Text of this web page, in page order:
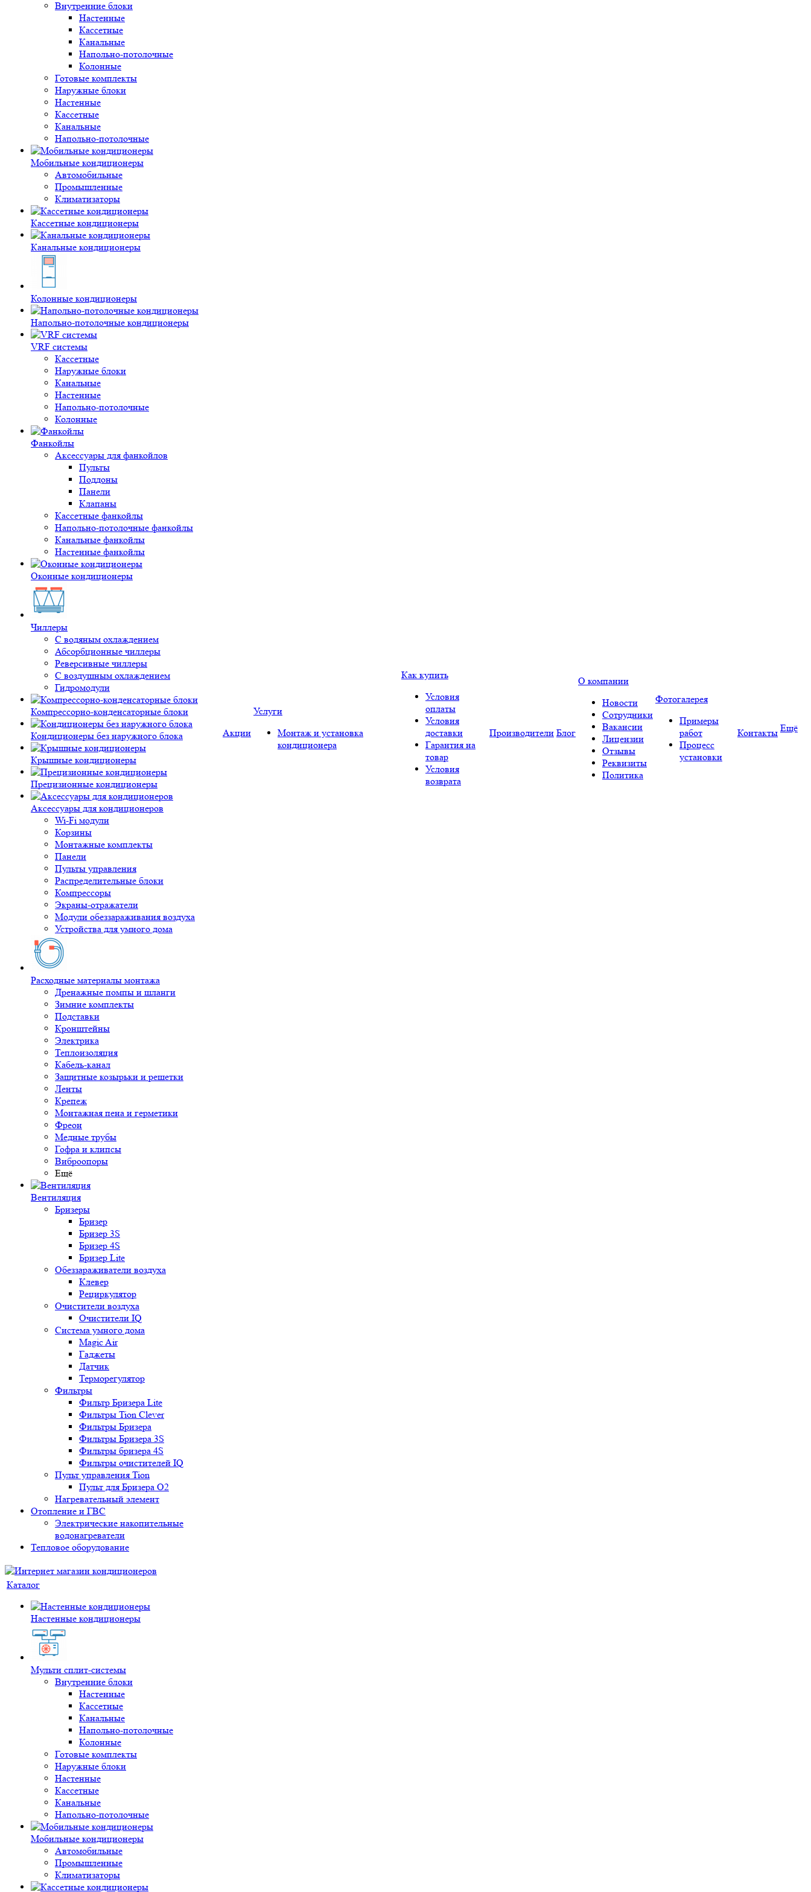
Внутренние блоки
Настенные
Кассетные
Канальные
Напольно-потолочные
Колонные
Готовые комплекты
Наружные блоки
Настенные
Кассетные
Канальные
Напольно-потолочные
Мобильные кондиционеры
Автомобильные
Промышленные
Климатизаторы
Кассетные кондиционеры
Канальные кондиционеры
Колонные кондиционеры
Напольно-потолочные кондиционеры
VRF системы
Кассетные
Наружные блоки
Канальные
Настенные
Напольно-потолочные
Колонные
Фанкойлы
Аксессуары для фанкойлов
Пульты
Поддоны
Панели
Клапаны
Кассетные фанкойлы
Напольно-потолочные фанкойлы
Канальные фанкойлы
Настенные фанкойлы
Оконные кондиционеры
Чиллеры
С водяным охлаждением
Абсорбционные чиллеры
Реверсивные чиллеры
С воздушным охлаждением
Гидромодули
Компрессорно-конденсаторные блоки
Кондиционеры без наружного блока
Крышные кондиционеры
Прецизионные кондиционеры
Аксессуары для кондиционеров
Wi-Fi модули
Корзины
Монтажные комплекты
Панели
Пульты управления
Распределительные блоки
Компрессоры
Экраны-отражатели
Модули обеззараживания воздуха
Устройства для умного дома
Расходные материалы монтажа
Дренажные помпы и шланги
Зимние комплекты
Подставки
Кронштейны
Электрика
Теплоизоляция
Кабель-канал
Защитные козырьки и решетки
Ленты
Крепеж
Монтажная пена и герметики
Фреон
Медные трубы
Гофра и клипсы
Виброопоры
Ещё
Вентиляция
Бризеры
Бризер
Бризер 3S
Бризер 4S
Бризер Lite
Обеззараживатели воздуха
Клевер
Рециркулятор
Очистители воздуха
Очистители IQ
Система умного дома
Magic Air
Гаджеты
Датчик
Терморегулятор
Фильтры
Фильтр Бризера Lite
Фильтры Tion Clever
Фильтры Бризера
Фильтры Бризера 3S
Фильтры бризера 4S
Фильтры очистителей IQ
Пульт управления Tion
Пульт для Бризера O2
Нагревательный элемент
Отопление и ГВС
Электрические накопительные
водонагреватели
Тепловое оборудование
Акции
Услуги
Монтаж и установка
кондиционера
Как купить
Условия
оплаты
Условия
доставки
Гарантия на
товар
Условия
возврата
Производители Блог
О компании
Новости
Сотрудники
Вакансии
Лицензии
Отзывы
Реквизиты
Политика
Фотогалерея
Примеры
работ
Процесс
установки
Контакты Ещё
Каталог
Настенные кондиционеры
Мульти сплит-системы
Внутренние блоки
Настенные
Кассетные
Канальные
Напольно-потолочные
Колонные
Готовые комплекты
Наружные блоки
Настенные
Кассетные
Канальные
Напольно-потолочные
Мобильные кондиционеры
Автомобильные
Промышленные
Климатизаторы